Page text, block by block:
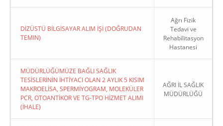
DİZÜSTÜ BİLGİSAYAR ALIM İŞİ (DOĞRUDAN
TEMIN)
Ağrı Fizik
Tedavi ve
Rehabilitasyon
Hastanesi
MÜDÜRLÜĞÜMÜZE BAĞLI SAĞLIK
TESİSLERİNİN İHTİYACI OLAN 2 AYLIK 5 KISIM
MAKROELİSA, SPERMİYOGRAM, MOLEKÜLER
PCR, OTOANTİKOR VE TG-TPO HİZMET ALIMI
(İHALE)
AĞRI İL SAĞLIK
MÜDÜRLÜĞÜ